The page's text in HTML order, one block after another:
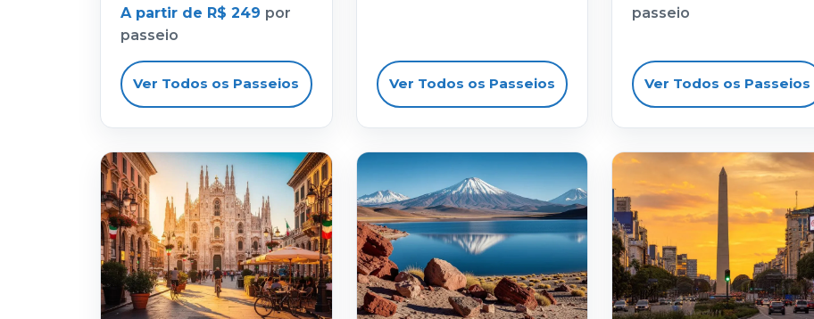
A partir de R$ 249 por
passeio
Ver Todos os Passeios Ver Todos os Passeios
passeio
Ver Todos os Passeios